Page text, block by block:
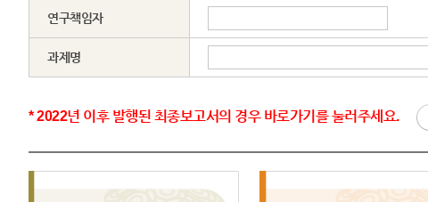
연구책임자
과제명
* 2022년 이후 발행된 최종보고서의 경우 바로가기를 눌러주세요.